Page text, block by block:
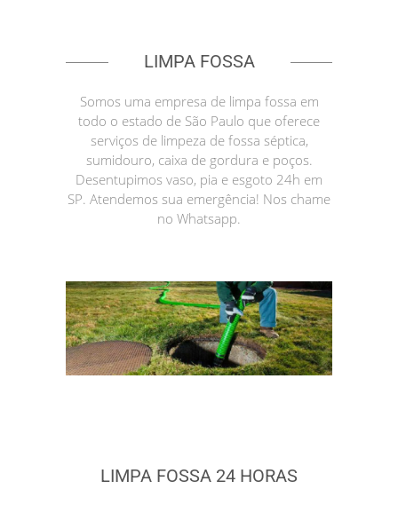
LIMPA FOSSA
Somos uma empresa de limpa fossa em
todo o estado de São Paulo que oferece
serviços de limpeza de fossa séptica,
sumidouro, caixa de gordura e poços.
Desentupimos vaso, pia e esgoto 24h em
SP. Atendemos sua emergência! Nos chame
no Whatsapp.
LIMPA FOSSA 24 HORAS